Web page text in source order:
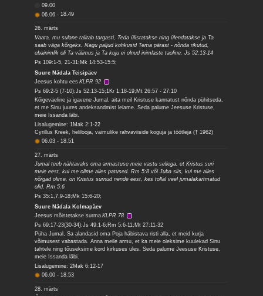
09.00
06.06-18.49
26. märts
Vaata, mu sulane talitab targasti, Teda ülistatakse ning ülendatakse ja Ta
saab väga kõrgeks. Nagu paljud kohkusid Tema pärast - nõnda rikutud,
ebainimlik oli Ta välimus ja Ta kuju ei olnud inimlaste taoline. Js 52:13-14
Ps 109:1-5, 21-31;Mk 14:53-15:5;
Suure Nädala Teisipäev
Jeesus kohtu ees KLPR 92
Ps 69:2-5 (7-10);Js 52:13-15;1Kr 1:18-19;Mt 26:57 - 27:10
Kõigeväeline ja igavene Jumal, aita meil Kristuse kannatust nõnda pühitseda,
et me Sinu juures andeksandmist leiame. Seda palume Jeesuse Kristuse,
meie Issanda läbi.
Lisalugemine: 1Mak 2:1-22
Cyrillus Kreek, helilooja, vaimulike rahvaviiside koguja ja töötleja († 1962)
06.03- 18.51
27. märts
Jumal teeb nähtavaks oma armastuse meie vastu sellega, et Kristus suri
meie eest, kui me olime alles patused. Rm 5:8 või Juba siis, kui me alles
nõrgad olime, on Kristus surnud nende eest, kes tollal veel jumalakartmatud
olid. Rm 5:6
Ps 35:1,7,9-18;Mk 15:6-20;
Suure Nädala Kolmapäev
Jeesus mõistetakse surma KLPR 78
Ps 69:17-23(30-34);Js 49:1-6;Rm 5:6-11;Mt 27:11-32
Püha Jumal, Sa alandasid oma Poja häbistava risti alla, et meid kurja
võimusest vabastada. Anna meile armu, et ka meie oleksime kuulekad Sinu
tahtele ning tõuseksime kord kirkuses üles. Seda palume Jeesuse Kristuse,
meie Issanda läbi.
Lisalugemine: 2Mak 6:12-17
06.00- 18.53
28. märts